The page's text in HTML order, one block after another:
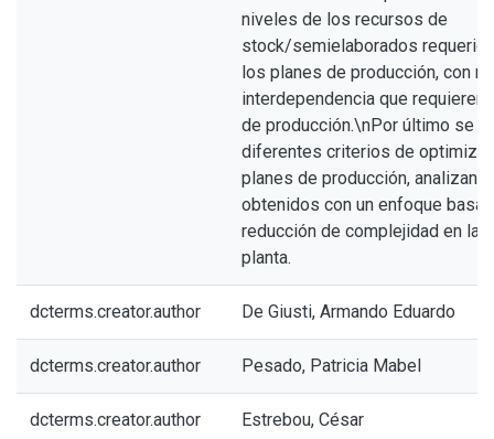
niveles de los recursos de
stock/semielaborados
los planes de producción, con
interdependencia que requieren
de producción.\nPor último se
diferentes criterios de
planes de producción,
obtenidos con un enfoque
reducción de complejidad en la
planta.
dcterms.creator.author De Giusti, Armando Eduardo
dcterms.creator.author Pesado, Patricia Mabel
dcterms.creator.author Estrebou, César